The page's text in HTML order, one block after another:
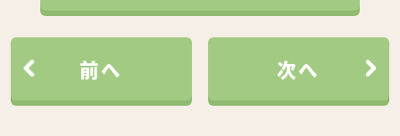
前へ 次へ